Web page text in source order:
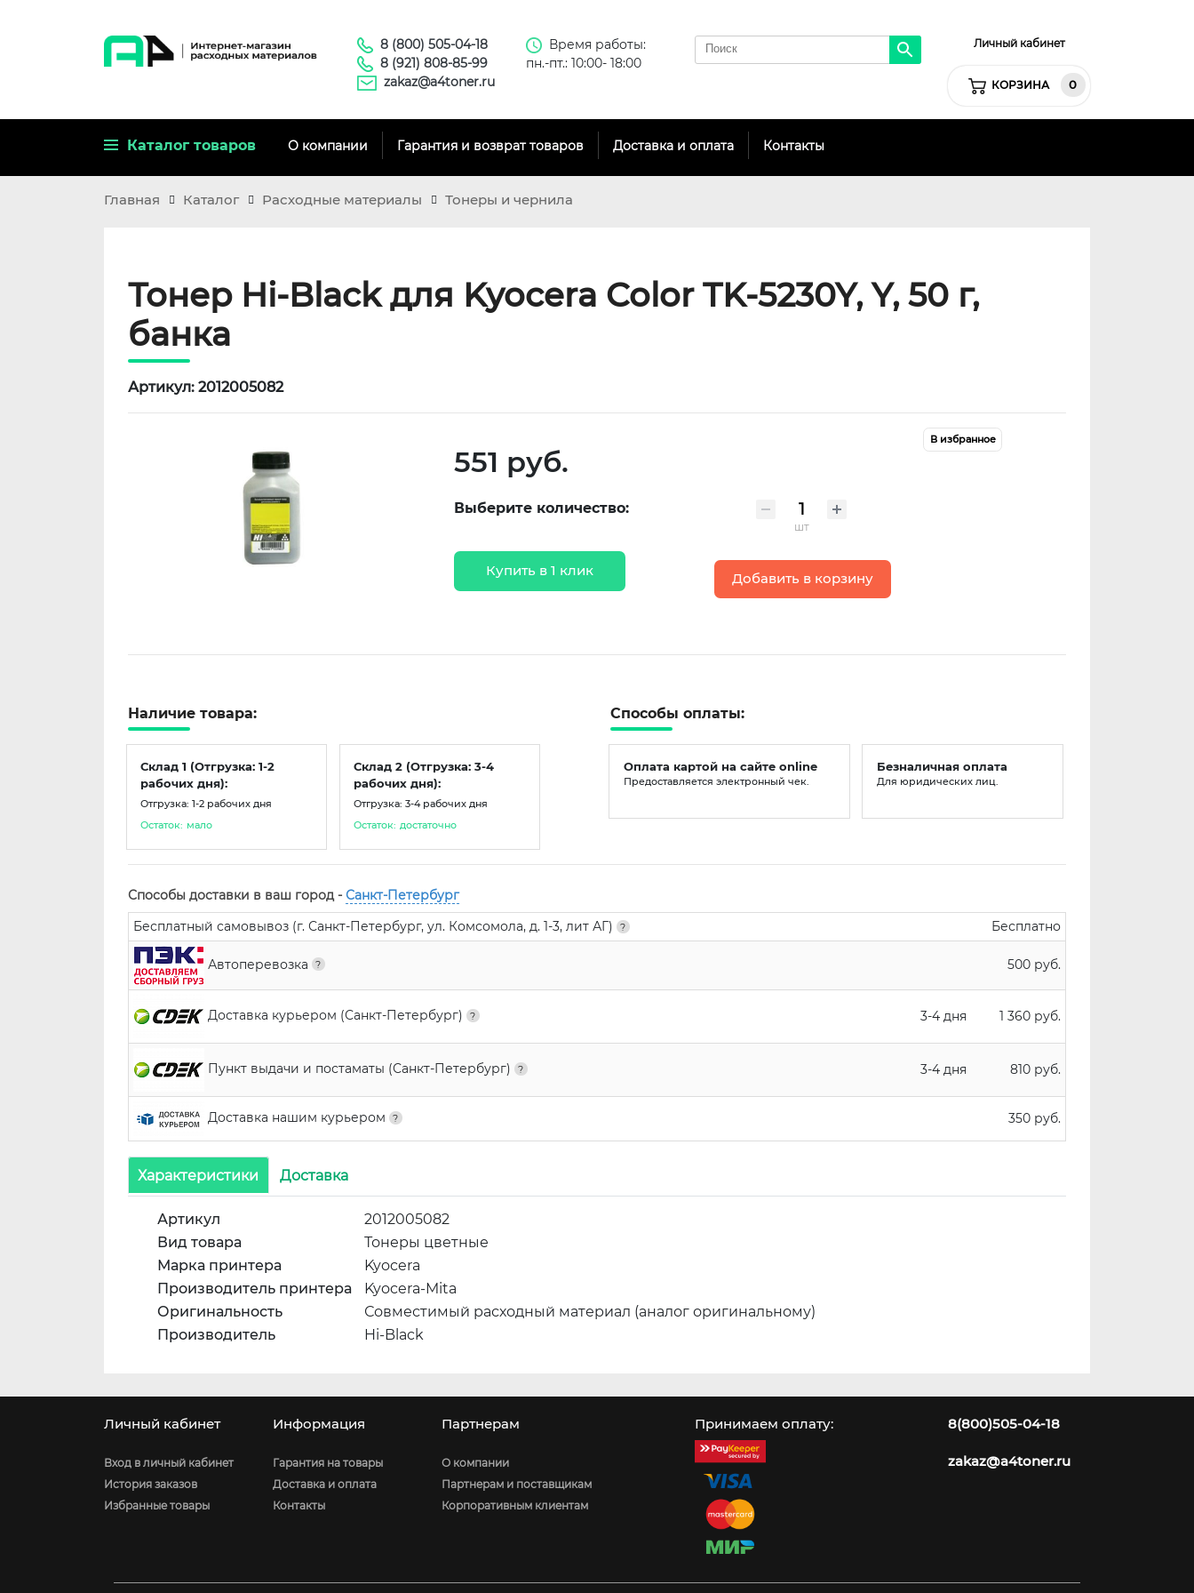
8 (800) 505-04-18
8 (921) 808-85-99
zakaz@a4toner.ru
Время работы:
пн.-пт.: 10:00- 18:00
Личный кабинет
КОРЗИНА 0
Каталог товаров О компании Гарантия и возврат товаров Доставка и оплата Контакты
Главная Каталог Расходные материалы Тонеры и чернила
Тонер Hi-Black для Kyocera Color TK-5230Y, Y, 50 г,
банка
Артикул: 2012005082
551 руб.
Выберите количество:
шт
Купить в 1 клик
Добавить в корзину
В избранное
Наличие товара:
Склад 1 (Отгрузка: 1-2
рабочих дня):
Отгрузка: 1-2 рабочих дня
Остаток: мало
Склад 2 (Отгрузка: 3-4
рабочих дня):
Отгрузка: 3-4 рабочих дня
Остаток: достаточно
Способы оплаты:
Оплата картой на сайте online
Предоставляется электронный чек.
Безналичная оплата
Для юридических лиц.
Способы доставки в ваш город - Санкт-Петербург
Бесплатный самовывоз (г. Санкт-Петербург, ул. Комсомола, д. 1-3, лит АГ)
Бесплатно
Автоперевозка 500 руб.
Доставка курьером (Санкт-Петербург) 3-4 дня 1 360 руб.
Пункт выдачи и постаматы (Санкт-Петербург) 3-4 дня 810 руб.
Доставка нашим курьером 350 руб.
Характеристики Доставка
Артикул
2012005082
Вид товара
Тонеры цветные
Марка принтера
Kyocera
Производитель принтера
Kyocera-Mita
Оригинальность
Совместимый расходный материал (аналог оригинальному)
Производитель
Hi-Black
Личный кабинет
Вход в личный кабинет
История заказов
Избранные товары
Информация
Гарантия на товары
Доставка и оплата
Контакты
Партнерам
О компании
Партнерам и поставщикам
Корпоративным клиентам
Принимаем оплату: 8(800)505-04-18
zakaz@a4toner.ru